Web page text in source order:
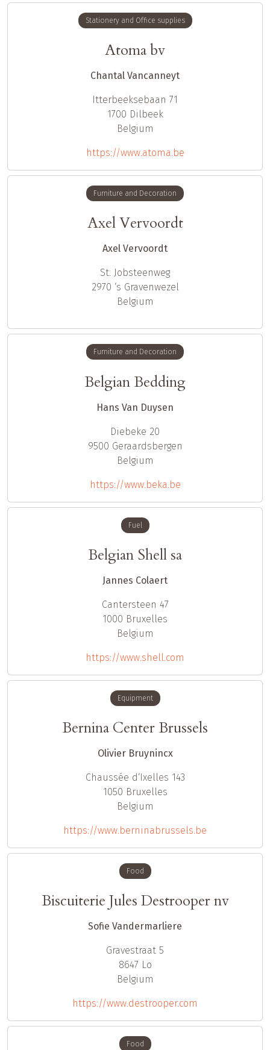
Stationery and Office supplies
Atoma bv
Chantal Vancanneyt
Itterbeeksebaan 71
1700 Dilbeek
Belgium
https://www.atoma.be
Furniture and Decoration
Axel Vervoordt
Axel Vervoordt
St. Jobsteenweg
2970 ‘s Gravenwezel
Belgium
Furniture and Decoration
Belgian Bedding
Hans Van Duysen
Diebeke 20
9500 Geraardsbergen
Belgium
https://www.beka.be
Fuel
Belgian Shell sa
Jannes Colaert
Cantersteen 47
1000 Bruxelles
Belgium
https://www.shell.com
Equipment
Bernina Center Brussels
Olivier Bruynincx
Chaussée d‘Ixelles 143
1050 Bruxelles
Belgium
https://www.berninabrussels.be
Food
Biscuiterie Jules Destrooper nv
Sofie Vandermarliere
Gravestraat 5
8647 Lo
Belgium
https://www.destrooper.com
Food